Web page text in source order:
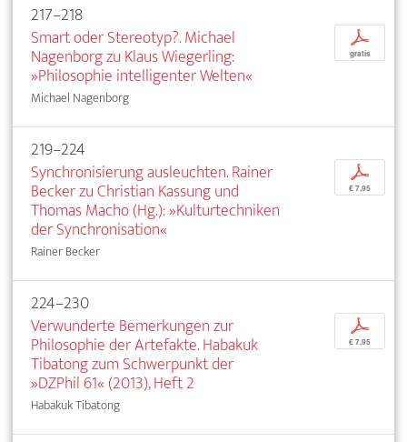
217–218
Smart oder Stereotyp?. Michael
Nagenborg zu Klaus Wiegerling:
»Philosophie intelligenter Welten«
Michael Nagenborg
p
gratis
219–224
Synchronisierung ausleuchten. Rainer
Becker zu Christian Kassung und
Thomas Macho (Hg.): »Kulturtechniken
der Synchronisation«
Rainer Becker
p
€ 7,95
224–230
Verwunderte Bemerkungen zur
Philosophie der Artefakte. Habakuk
Tibatong zum Schwerpunkt der
»DZPhil 61« (2013), Heft 2
Habakuk Tibatong
p
€ 7,95